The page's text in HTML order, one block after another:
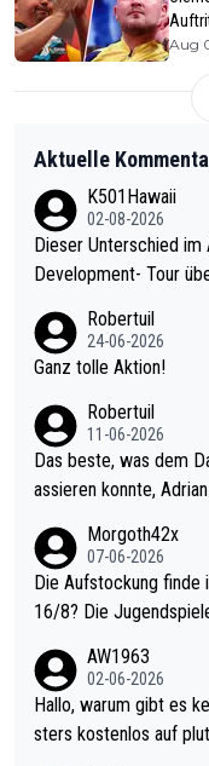
Aug
Aktuelle
K501Hawaii
02-08-2026
Dieser Unterschied im
Development- Tour
mal 40+ erst recht. Da gewinnst keinen Blumentopf - ist ja noc
h krasser wie ein Pokalspiel eines Kreisligisten vs einem Bund
Robertuil
24-06-2026
Ganz tolle Aktion!
Robertuil
11-06-2026
Das beste, was dem
assieren konnte,
Morgoth42x
07-06-2026
Die Aufstockung finde
16/8? Die Jugendspiele waren letztes Jahr durchaus sehr kurz
Allerdings ist Mitchell Lawrie als Nummer 1 der
ziert. Somit ändert die
sters erstmal nichts. Ich denke sie wollen damit für nächstes J
AW1963
02-06-2026
Hallo, warum gibt es keinen Hinweis, dass die Nordic Darts Ma
sters kostenlos auf